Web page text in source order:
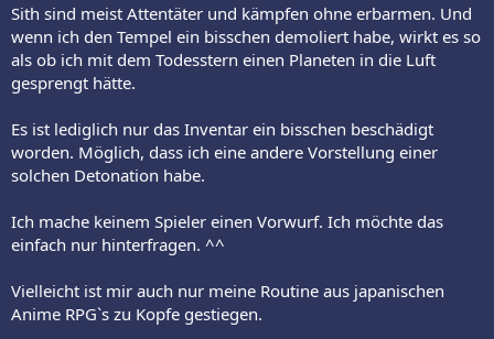
Sith sind meist Attentäter und kämpfen ohne erbarmen. Und
wenn ich den Tempel ein bisschen demoliert habe, wirkt es so
als ob ich mit dem Todesstern einen Planeten in die Luft
gesprengt hätte.
Es ist lediglich nur das Inventar ein bisschen beschädigt
worden. Möglich, dass ich eine andere Vorstellung einer
solchen Detonation habe.
Ich mache keinem Spieler einen Vorwurf. Ich möchte das
einfach nur hinterfragen. ^^
Vielleicht ist mir auch nur meine Routine aus japanischen
Anime RPG`s zu Kopfe gestiegen.